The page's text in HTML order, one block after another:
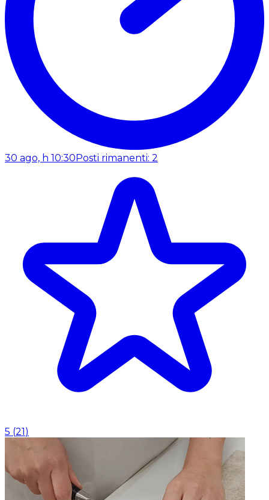
30 ago, h 10:30Posti rimanenti: 2
5 (21)